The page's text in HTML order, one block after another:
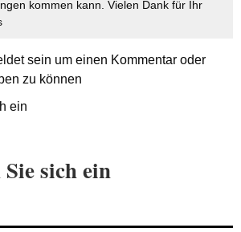
kommen kann. Vielen Dank für Ihr
sein um einen Kommentar oder
zu können
ein
sich ein